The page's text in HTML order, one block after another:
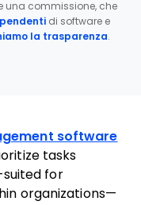
una commissione, che
di software e
la trasparenza.
software
tasks
suited for
organizations—